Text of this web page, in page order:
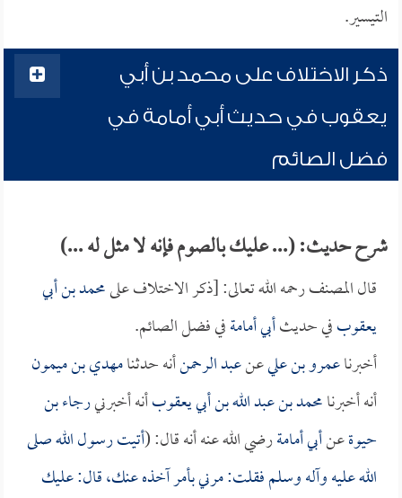
التيسير.
ذكر الاختلاف على محمد بن أبي
يعقوب في حديث أبي أمامة في
فضل الصائم
شرح حديث: (... عليك بالصوم فإنه لا مثل له ...)
قال المصنف رحمه الله تعالى: [ذكر الاختلاف علىمحمد بن أبي
يعقوبفي حديثأبي أمامةفي فضل الصائم.
أخبرناعمرو بن عليعنعبد الرحمنأنه حدثنامهدي بن ميمون
أنه أخبرنامحمد بن عبد الله بن أبي يعقوبأنه أخبرنيرجاء بن
حيوةعنأبي أمامةرضي الله عنه أنه قال: (أتيت رسول الله صلى
الله عليه وآله وسلم فقلت: مرني بأمر آخذه عنك، قال: عليك